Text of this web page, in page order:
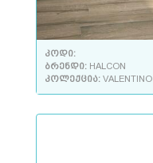
კოდი:
ბრენდი: HALCON
კოლექცია: VALENTINO